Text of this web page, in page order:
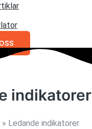
indikatorer
» Ledande indikatorer